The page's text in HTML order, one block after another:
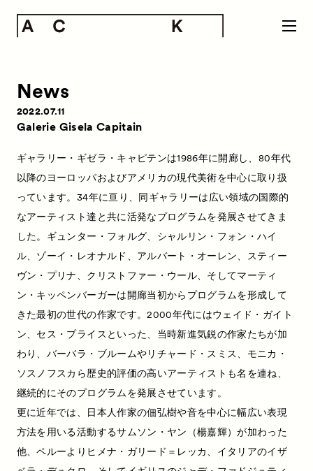
News お知らせ
Exhibitors
Artworks 作品一覧
News
2022.07.11
Galerie Gisela Capitain
ギャラリー・ギゼラ・キャピテンは1986年に開廊し、80年代
以降のヨーロッパおよびアメリカの現代美術を中心に取り扱
っています。34年に亘り、同ギャラリーは広い領域の国際的
なアーティスト達と共に活発なプログラムを発展させてきま
した。ギュンター・フォルグ、シャルリン・フォン・ハイ
ル、ゾーイ・レオナルド、アルバート・オーレン、スティー
ヴン・プリナ、クリストファー・ウール、そしてマーティ
ン・キッペンバーガーは開廊当初からプログラムを形成して
きた最初の世代の作家です。2000年代にはウェイド・ガイト
ン、セス・プライスといった、当時新進気鋭の作家たちが加
わり、バーバラ・ブルームやリチャード・スミス、モニカ・
ソスノフスカら歴史的評価の高いアーティストも名を連ね、
継続的にそのプログラムを発展させています。
更に近年では、日本人作家の佃弘樹や音を中心に幅広い表現
方法を用いる活動するサムソン・ヤン（楊嘉輝）が加わった
他、ペルーよりヒメナ・ガリード＝レッカ、イタリアのイザ